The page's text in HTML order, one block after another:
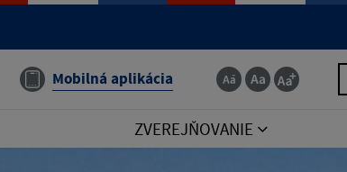
Mobilná aplikácia
ZVEREJŇOVANIE